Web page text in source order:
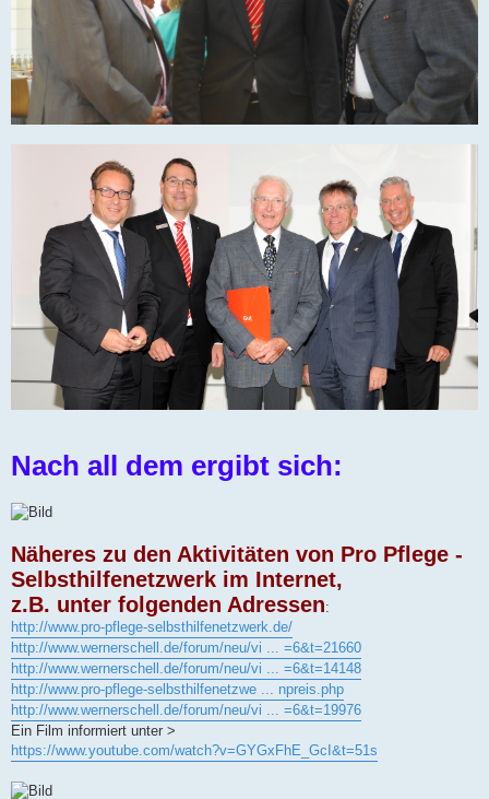
Nach all dem ergibt sich:
Näheres zu den Aktivitäten von Pro Pflege -
Selbsthilfenetzwerk im Internet,
z.B. unter folgenden Adressen:
http://www.pro-pflege-selbsthilfenetzwerk.de/
http://www.wernerschell.de/forum/neu/vi ... =6&t=21660
http://www.wernerschell.de/forum/neu/vi ... =6&t=14148
http://www.pro-pflege-selbsthilfenetzwe ... npreis.php
http://www.wernerschell.de/forum/neu/vi ... =6&t=19976
Ein Film informiert unter >
https://www.youtube.com/watch?v=GYGxFhE_GcI&t=51s